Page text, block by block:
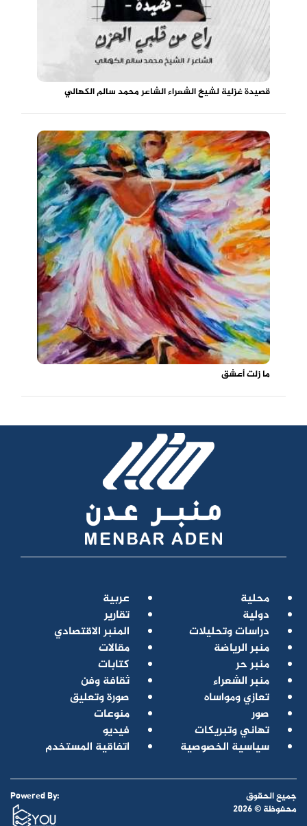
قصيدة غزلية لشيخ الشعراء الشاعر محمد سالم الكهالي
ما زلت أعشق
محلية
عربية
دولية
تقارير
دراسات وتحليلات
المنبر الاقتصادي
منبر الرياضة
مقالات
منبر حر
كتابات
منبر الشعراء
ثقافة وفن
تعازي ومواساه
صورة وتعليق
صور
منوعات
تهاني وتبريكات
فيديو
سياسية الخصوصية
اتفاقية المستخدم
جميع الحقوق
محفوظة © 2026
Powered By: